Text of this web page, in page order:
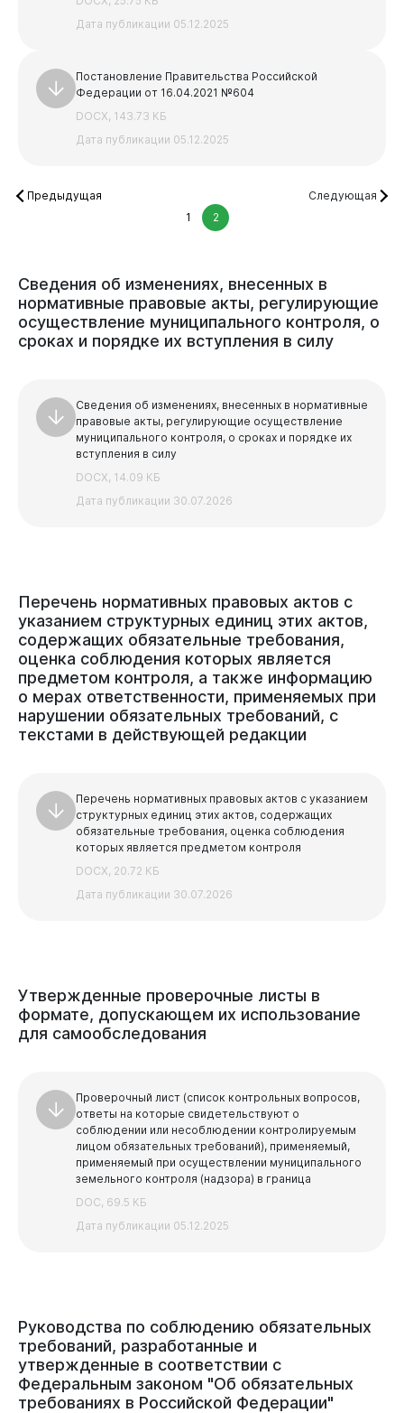
Горожанам
Дата публикации 05.12.2025
Постановление Правительства Российской
Федерации от 16.04.2021 №604
DOCX, 143.73 КБ
Дата публикации 05.12.2025
Предыдущая
1
2
Следующая
Сведения об изменениях, внесенных в
нормативные правовые акты, регулирующие
осуществление муниципального контроля, о
сроках и порядке их вступления в силу
Сведения об изменениях, внесенных в нормативные
правовые акты, регулирующие осуществление
муниципального контроля, о сроках и порядке их
вступления в силу
DOCX, 14.09 КБ
Дата публикации 30.07.2026
Перечень нормативных правовых актов с
указанием структурных единиц этих актов,
содержащих обязательные требования,
оценка соблюдения которых является
предметом контроля, а также информацию
о мерах ответственности, применяемых при
нарушении обязательных требований, с
текстами в действующей редакции
Перечень нормативных правовых актов с указанием
структурных единиц этих актов, содержащих
обязательные требования, оценка соблюдения
которых является предметом контроля
DOCX, 20.72 КБ
Дата публикации 30.07.2026
Утвержденные проверочные листы в
формате, допускающем их использование
для самообследования
Проверочный лист (список контрольных вопросов,
ответы на которые свидетельствуют о
соблюдении или несоблюдении контролируемым
лицом обязательных требований), применяемый,
применяемый при осуществлении муниципального
земельного контроля (надзора) в граница
DOC, 69.5 КБ
Дата публикации 05.12.2025
Руководства по соблюдению обязательных
требований, разработанные и
утвержденные в соответствии с
Федеральным законом "Об обязательных
требованиях в Российской Федерации"